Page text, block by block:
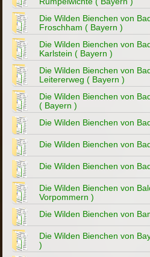
Die Wilden Bienchen von
Froschham ( Bayern )
Die Wilden Bienchen von
Karlstein ( Bayern )
Die Wilden Bienchen von
Leitererweg ( Bayern )
Die Wilden Bienchen von
( Bayern )
Die Wilden Bienchen von
Die Wilden Bienchen von
Die Wilden Bienchen von
Die Wilden Bienchen von
Vorpommern )
Die Wilden Bienchen von
Die Wilden Bienchen von
)